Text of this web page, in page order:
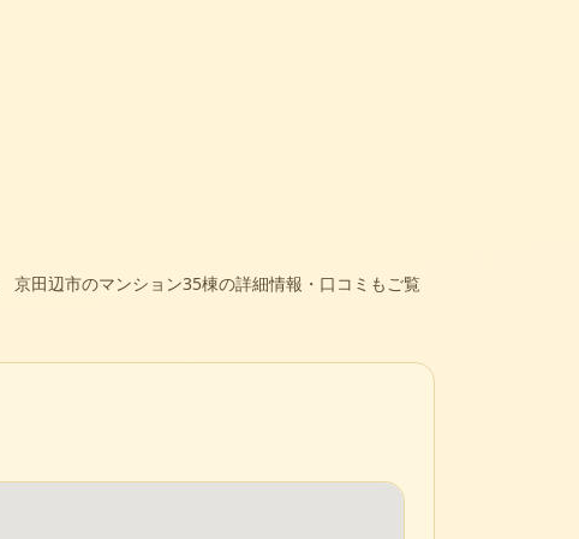
京田辺市のマンション35棟の詳細情報・口コミもご覧